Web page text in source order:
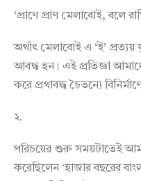
‘প্রাণে প্রাণ মেলাবোই, বলে
অর্থাৎ মেলাবোই এ ‘ই’
আবদ্ধ হন। এই প্রতিজ্ঞা
করে প্রথাবদ্ধ চৈতন্যে
২.
পরিচয়ের শুরু সময়টাতেই
করেছিলেন ‘হাজার বছরের